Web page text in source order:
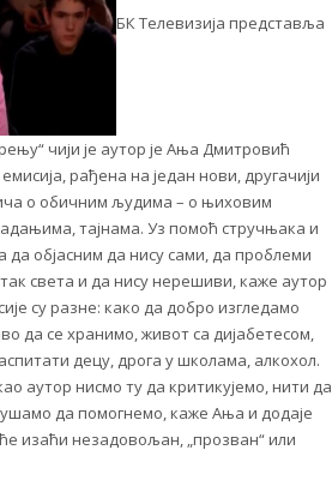
БК Телевизија представља
чији је аутор је Ања Дмитровић
рађена на један нови, другачији
о обичним људима – о њиховим
тајнама. Уз помоћ стручњака и
објасним да нису сами, да проблеми
света и да нису нерешиви, каже аутор
су разне: како да добро изгледамо
да се хранимо, живот са дијабетесом,
децу, дрога у школама, алкохол.
аутор нисмо ту да критикујемо, нити да
да помогнемо, каже Ања и додаје
изаћи незадовољан, „прозван“ или